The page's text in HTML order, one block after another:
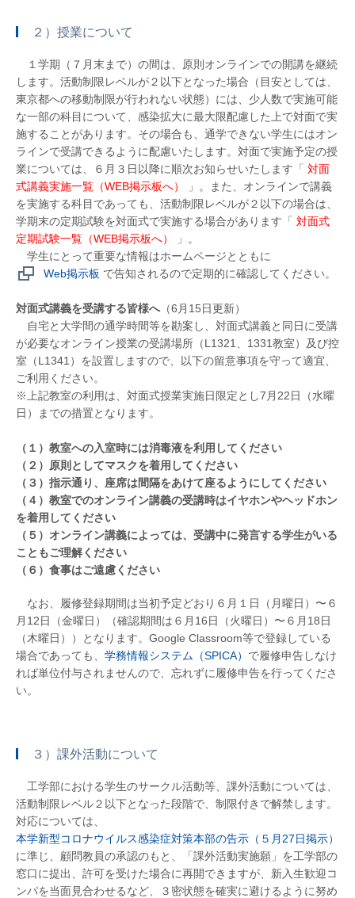
２）授業について
１学期（７月末まで）の間は、原則オンラインでの開講を継続
します。活動制限レベルが２以下となった場合（目安としては、
東京都への移動制限が行われない状態）には、少人数で実施可能
な一部の科目について、感染拡大に最大限配慮した上で対面で実
施することがあります。その場合も、通学できない学生にはオン
ラインで受講できるように配慮いたします。対面で実施予定の授
業については、６月３日以降に順次お知らせいたします「 対面
式講義実施一覧（WEB掲示板へ）
」。また、オンラインで講義
を実施する科目であっても、活動制限レベルが２以下の場合は、
学期末の定期試験を対面式で実施する場合があります「 対面式
定期試験一覧（WEB掲示板へ）
」。
学生にとって重要な情報はホームページとともに
Web掲示板 で告知されるので定期的に確認してください。
対面式講義を受講する皆様へ （6月15日更新）
自宅と大学間の通学時間等を勘案し、対面式講義と同日に受講
が必要なオンライン授業の受講場所（L1321、1331教室）及び控
室（L1341）を設置しますので、以下の留意事項を守って適宜、
ご利用ください。
※上記教室の利用は、対面式授業実施日限定とし7月22日（水曜
日）までの措置となります。
（１）教室への入室時には消毒液を利用してください
（２）原則としてマスクを着用してください
（３）指示通り、座席は間隔をあけて座るようにしてください
（４）教室でのオンライン講義の受講時はイヤホンやヘッドホン
を着用してください
（５）オンライン講義によっては、受講中に発言する学生がいる
こともご理解ください
（６）食事はご遠慮ください
なお、履修登録期間は当初予定どおり６月１日（月曜日）〜６
月12日（金曜日）（確認期間は６月16日（火曜日）〜６月18日
（木曜日））となります。Google Classroom等で登録している
場合であっても、 学務情報システム（SPICA） で履修申告しなけ
れば単位付与されませんので、忘れずに履修申告を行ってくださ
い。
３）課外活動について
工学部における学生のサークル活動等、課外活動については、
活動制限レベル２以下となった段階で、制限付きで解禁します。
対応については、
本学新型コロナウイルス感染症対策本部の告示（５月27日掲示）
に準じ、顧問教員の承認のもと、「課外活動実施願」を工学部の
窓口に提出、許可を受けた場合に再開できますが、新入生歓迎コ
ンパを当面見合わせるなど、３密状態を確実に避けるように努め